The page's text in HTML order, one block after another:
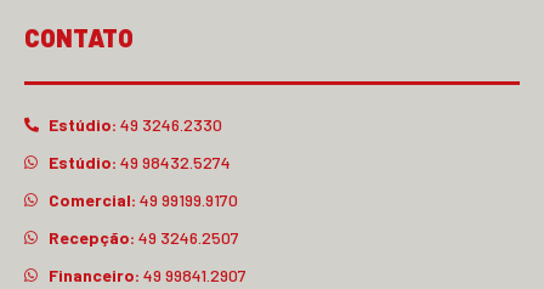
CONTATO
Estúdio: 49 3246.2330
Estúdio: 49 98432.5274
Comercial: 49 99199.9170
Recepção: 49 3246.2507
Financeiro: 49 99841.2907